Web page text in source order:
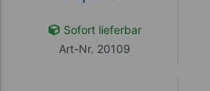
Sofort lieferbar
Art-Nr. 20109